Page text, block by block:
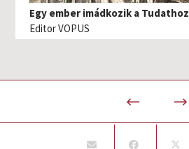
Egy ember imádkozik a Tudathoz
Editor VOPUS